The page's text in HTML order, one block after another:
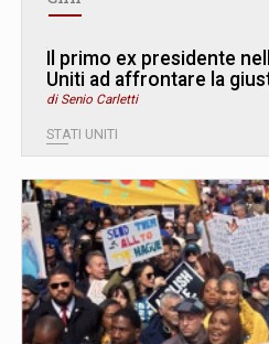
Il primo ex presidente
Uniti ad affrontare la
di Senio Carletti
STATI UNITI